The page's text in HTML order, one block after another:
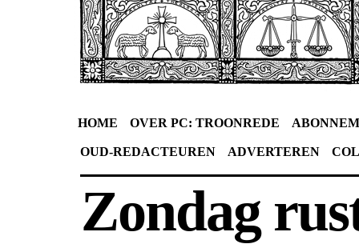
HOME OVER PC: TROONREDE
OUD-REDACTEUREN ADVERTEREN
Zondag